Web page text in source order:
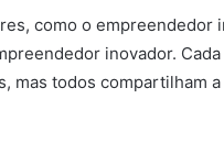
como o empreendedor
inovador.
mas todos compartilham